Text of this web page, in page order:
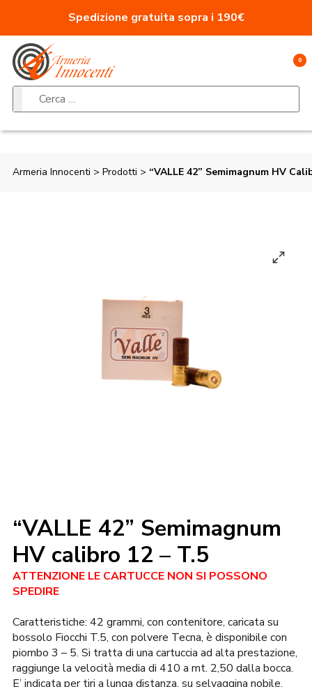
Spedizione gratuita sopra i 190€
0
Ricerca per:
Armeria Innocenti > Prodotti > “VALLE 42” Semimagnum HV
“VALLE 42” Semimagnum
HV calibro 12 – T.5
ATTENZIONE LE CARTUCCE NON SI POSSONO
SPEDIRE
Caratteristiche: 42 grammi, con contenitore, caricata su
bossolo Fiocchi T.5, con polvere Tecna, è disponibile con
piombo 3 – 5. Si tratta di una cartuccia ad alta prestazione,
raggiunge la velocità media di 410 a mt. 2,50 dalla bocca.
E’ indicata per tiri a lunga distanza, su selvaggina nobile,